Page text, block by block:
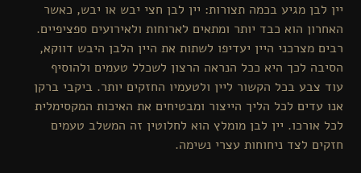
מגיע בכמה תצורות: יין לבן חצי יבש או יבש, כאשר
הוא כבד יותר ומתאים לארוחות ולאירועים ספציפיים.
היין יעדיפו לשתות את היין הלבן היבש דווקא,
לכך היא ככל הנראה הרצון לשכלל טעמים ולהוסיף
בכל הקשור ליין ולטעמיו החזקים יותר. ביקבי ברקן
לכל הליך הייצור ומבטיחים את האיכות המקסימלית
יין לבן מומלץ הוא לחלוטין זה המשלב טעמים
לצד ניחוחות עצרי נשימה.